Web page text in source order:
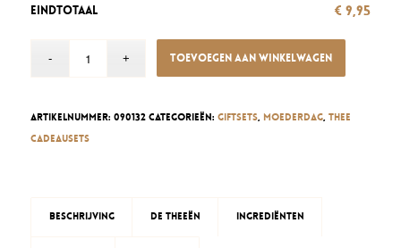
Eindtotaal € 9,95
Toevoegen aan winkelwagen
Artikelnummer: 090132 Categorieën: Giftsets, Moederdag, Thee
cadeausets
Beschrijving De theeën Ingrediënten